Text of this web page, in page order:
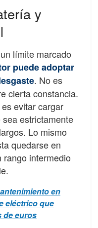
y
límite marcado
puede adoptar
. No es
cierta constancia.
evitar cargar
estrictamente
Lo mismo
quedarse en
intermedio
en
eléctrico que
de euros